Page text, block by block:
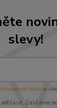
slevy!
osobních údajůza
odhlásit. Zasíláme